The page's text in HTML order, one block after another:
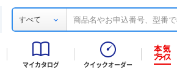
すべて
マイカタログ クイックオーダー